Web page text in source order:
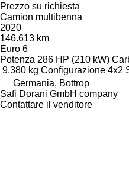
Prezzo su richiesta
Camion multibenna
2020
146.613 km
Euro 6
Potenza 286 HP (210 kW)
9.380 kg Configurazione 4x2
Germania, Bottrop
Safi Dorani GmbH company
Contattare il venditore